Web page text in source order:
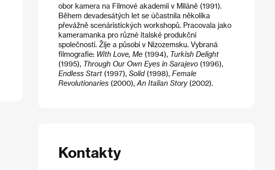
obor kamera na Filmové akademii v Miláně (1991).
Během devadesátých let se účastnila několika
převážně scenáristických workshopů. Pracovala jako
kameramanka pro různé italské produkční
společnosti. Žije a působí v Nizozemsku. Vybraná
filmografie: With Love, Me(1994), Turkish Delight
(1995), Through Our Own Eyes in Sarajevo(1996),
Endless Start(1997), Solid(1998), Female
Revolutionaries(2000), An Italian Story(2002).
Kontakty